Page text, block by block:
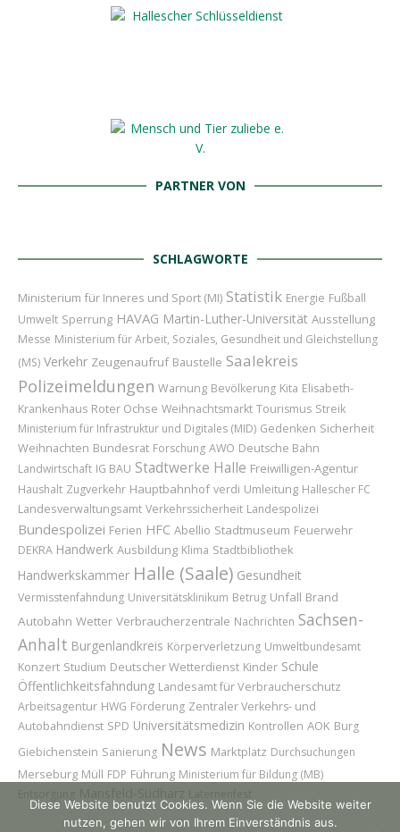
PARTNER VON
SCHLAGWORTE
Ministerium für Inneres und Sport (MI) Statistik Energie Fußball
Umwelt Sperrung HAVAG Martin-Luther-Universität Ausstellung
Messe Ministerium für Arbeit, Soziales, Gesundheit und Gleichstellung
(MS) Verkehr Zeugenaufruf Baustelle Saalekreis
Polizeimeldungen Warnung Bevölkerung Kita Elisabeth-
Krankenhaus Roter Ochse Weihnachtsmarkt Tourismus Streik
Ministerium für Infrastruktur und Digitales (MID) Gedenken Sicherheit
Weihnachten Bundesrat Forschung AWO Deutsche Bahn
Landwirtschaft IG BAU Stadtwerke Halle Freiwilligen-Agentur
Haushalt Zugverkehr Hauptbahnhof verdi Umleitung Hallescher FC
Landesverwaltungsamt Verkehrssicherheit Landespolizei
Bundespolizei Ferien HFC Abellio Stadtmuseum Feuerwehr
DEKRA Handwerk Ausbildung Klima Stadtbibliothek
Handwerkskammer Halle (Saale) Gesundheit
Vermisstenfahndung Universitätsklinikum Betrug Unfall Brand
Autobahn Wetter Verbraucherzentrale Nachrichten Sachsen-
Anhalt Burgenlandkreis Körperverletzung Umweltbundesamt
Konzert Studium Deutscher Wetterdienst Kinder Schule
Öffentlichkeitsfahndung Landesamt für Verbraucherschutz
Arbeitsagentur HWG Förderung Zentraler Verkehrs- und
Autobahndienst SPD Universitätsmedizin Kontrollen AOK Burg
Giebichenstein Sanierung News Marktplatz Durchsuchungen
Merseburg Müll FDP Führung Ministerium für Bildung (MB)
Diese Website benutzt Cookies. Wenn Sie die Website weiter
nutzen, gehen wir von Ihrem Einverständnis aus.